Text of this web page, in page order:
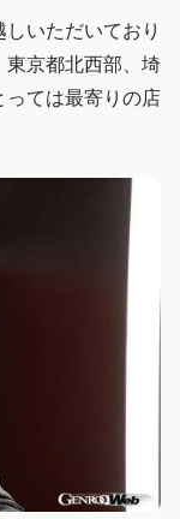
しいただいており
東京都北西部、埼
っては最寄りの店